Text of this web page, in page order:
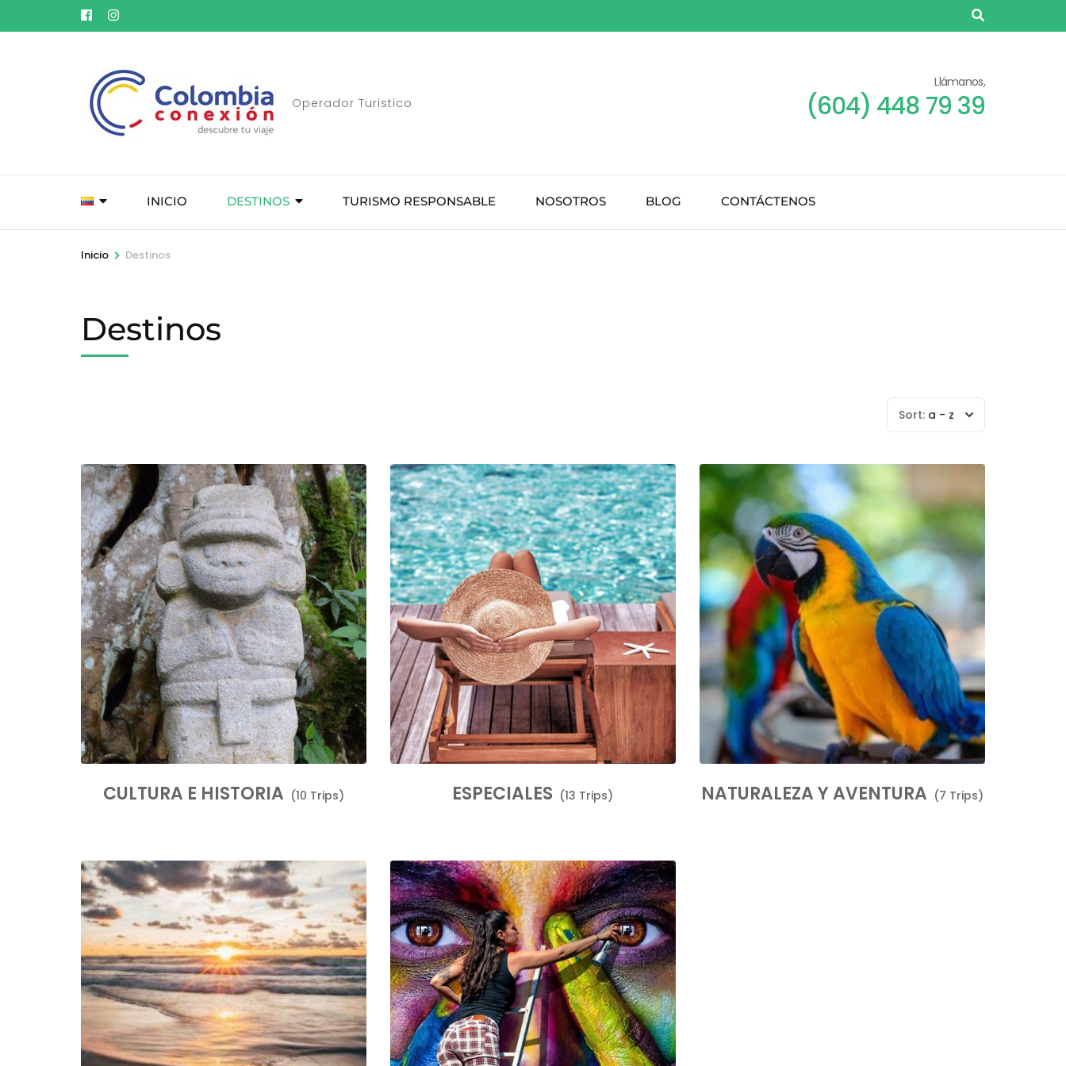
al
Operador Turistico
Llámanos,
(604) 448 79 39
INICIO DESTINOS TURISMO RESPONSABLE NOSOTROS BLOG CONTÁCTENOS
Inicio > Destinos
Destinos
Sort: a - z
CULTURA E HISTORIA (10 Trips) ESPECIALES (13 Trips) NATURALEZA Y AVENTURA (7 Trips)